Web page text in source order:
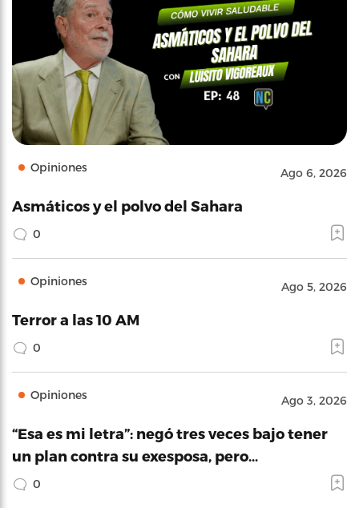
Opiniones Ago 6, 2026
Asmáticos y el polvo del Sahara
0
Opiniones Ago 5, 2026
Terror a las 10 AM
0
Opiniones Ago 3, 2026
“Esa es mi letra”: negó tres veces bajo tener
un plan contra su exesposa, pero…
0